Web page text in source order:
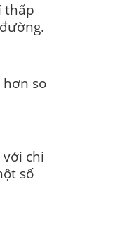
thấp
so
chi
số